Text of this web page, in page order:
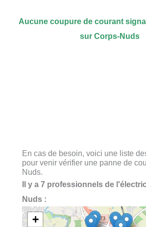
Aucune coupure de courant
sur Corps-Nuds
En cas de besoin, voici une liste
pour venir vérifier une panne de
Nuds.
Il y a 7 professionnels de
Nuds :
+